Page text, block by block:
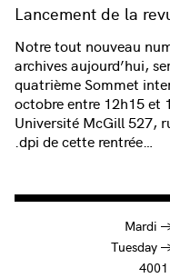
Lancement de la
Notre tout nouveau
archives aujourd’hui,
quatrième Sommet
octobre entre 12h15 et
Université McGill 527,
.dpi de cette rentrée…
Mardi
Tuesday